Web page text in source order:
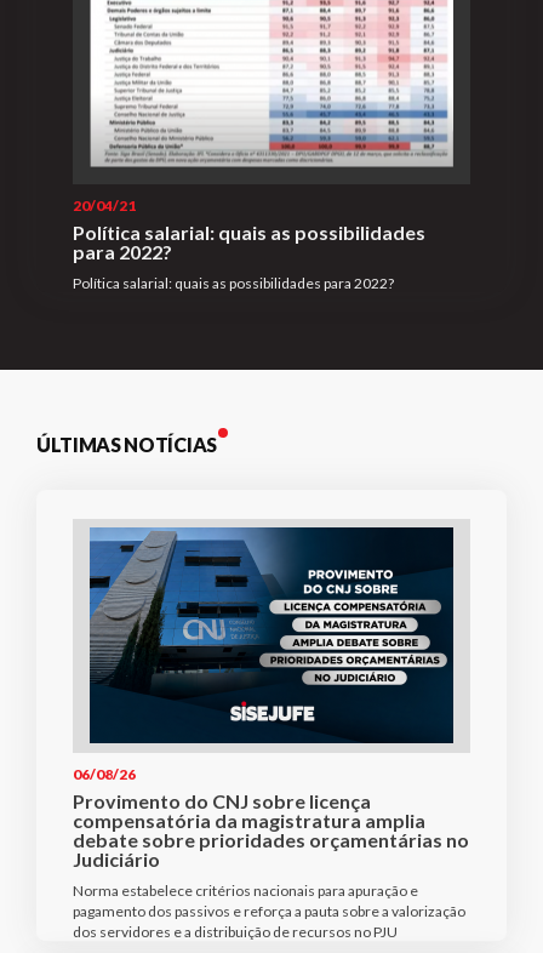
20/04/21
Política salarial: quais as possibilidades
para 2022?
Política salarial: quais as possibilidades para 2022?
ÚLTIMAS NOTÍCIAS
06/08/26
Provimento do CNJ sobre licença
compensatória da magistratura amplia
debate sobre prioridades orçamentárias no
Judiciário
Norma estabelece critérios nacionais para apuração e
pagamento dos passivos e reforça a pauta sobre a valorização
dos servidores e a distribuição de recursos no PJU